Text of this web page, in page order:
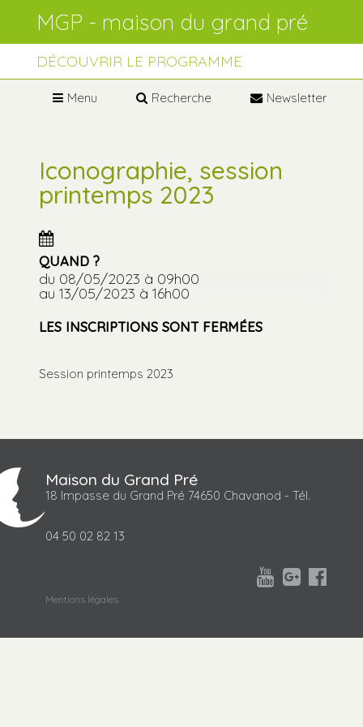
Aller
navigation
personnels
DÉCOUVRIR LE PROGRAMME
Menu Recherche Newsletter
Iconographie, session
printemps 2023
QUAND ?
du 08/05/2023 à 09h00
au 13/05/2023 à 16h00
LES INSCRIPTIONS SONT FERMÉES
Session printemps 2023
Maison du Grand Pré
18 Impasse du Grand Pré 74650 Chavanod - Tél.
04 50 02 82 13



Mentions légales